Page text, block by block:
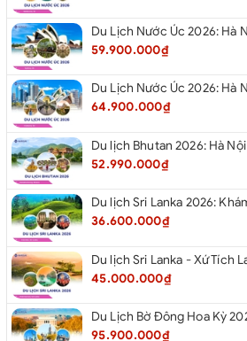
59.900.000₫
64.900.000₫
52.990.000₫
Du lịch Sri Lanka 2026:
36.600.000₫
45.000.000₫
95.900.000₫